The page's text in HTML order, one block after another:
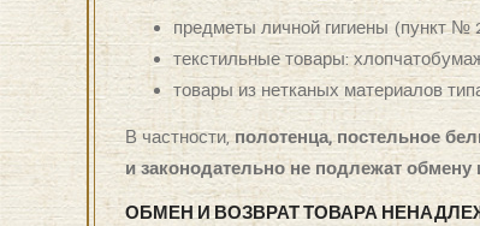
предметы личной гигиены (пункт №
текстильные товары:
товары из нетканых материалов
В частности,полотенца, постельное
и законодательно не подлежат обмену
ОБМЕН И ВОЗВРАТ ТОВАРА